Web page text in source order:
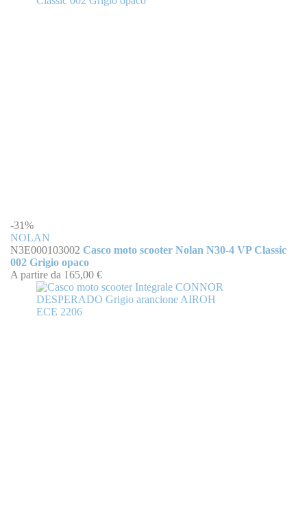
-31%
NOLAN
N3E000103002 Casco moto scooter Nolan N30-4 VP Classic
002 Grigio opaco
A partire da 165,00 €